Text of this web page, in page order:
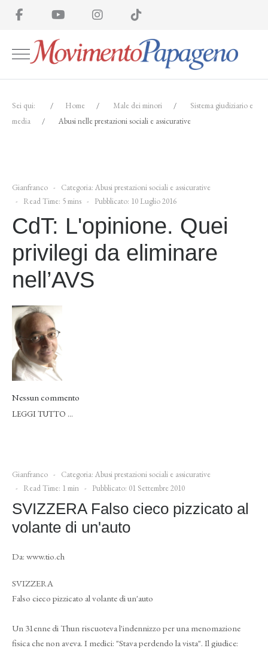
Sei qui: Home Male dei minori
Sistema giudiziario e
media
Abusi nelle prestazioni sociali e assicurative
Gianfranco Categoria: Abusi prestazioni sociali e assicurative
Read Time: 5 mins
Pubblicato: 10 Luglio 2016
CdT: L'opinione. Quei
privilegi da eliminare
nell’AVS
Nessun commento
LEGGI TUTTO …
Gianfranco Categoria: Abusi prestazioni sociali e assicurative
Read Time: 1 min
Pubblicato: 01 Settembre 2010
SVIZZERA Falso cieco pizzicato al
volante di un'auto
Da: www.tio.ch
SVIZZERA
Falso cieco pizzicato al volante di un'auto
Un 31enne di Thun riscuoteva l'indennizzo per una menomazione
fisica che non aveva. I medici: "Stava perdendo la vista". Il giudice: